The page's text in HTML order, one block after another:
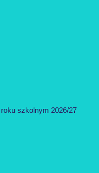
szkolnym 2026/27